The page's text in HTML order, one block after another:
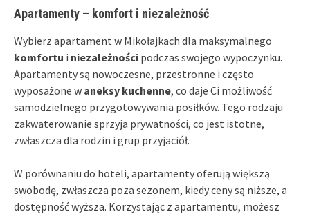
Apartamenty – komfort i niezależność
Wybierz apartament w Mikołajkach dla maksymalnego
komfortu i niezależności podczas swojego wypoczynku.
Apartamenty są nowoczesne, przestronne i często
wyposażone w aneksy kuchenne, co daje Ci możliwość
samodzielnego przygotowywania posiłków. Tego rodzaju
zakwaterowanie sprzyja prywatności, co jest istotne,
zwłaszcza dla rodzin i grup przyjaciół.
W porównaniu do hoteli, apartamenty oferują większą
swobodę, zwłaszcza poza sezonem, kiedy ceny są niższe, a
dostępność wyższa. Korzystając z apartamentu, możesz